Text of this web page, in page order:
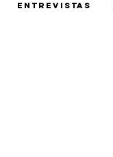
Entrevistas